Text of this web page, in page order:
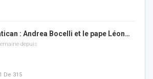
: Andrea Bocelli et le pape Léon…
depuis
1 De 315